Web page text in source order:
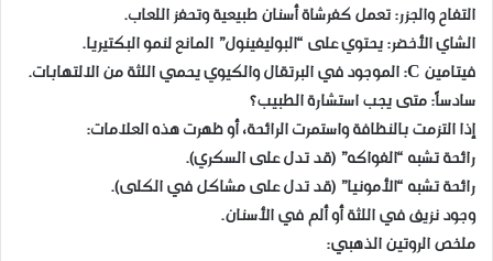
​التفاح والجزر: تعمل كفرشاة أسنان طبيعية وتحفز اللعاب.
​الشاي الأخضر: يحتوي على “البوليفينول” المانع لنمو البكتيريا.
​فيتامين C: الموجود في البرتقال والكيوي يحمي اللثة من الالتهابات.
​سادساً: متى يجب استشارة الطبيب؟
​إذا التزمت بالنظافة واستمرت الرائحة، أو ظهرت هذه العلامات:
​رائحة تشبه “الفواكه” (قد تدل على السكري).
​رائحة تشبه “الأمونيا” (قد تدل على مشاكل في الكلى).
​وجود نزيف في اللثة أو ألم في الأسنان.
​ملخص الروتين الذهبي: